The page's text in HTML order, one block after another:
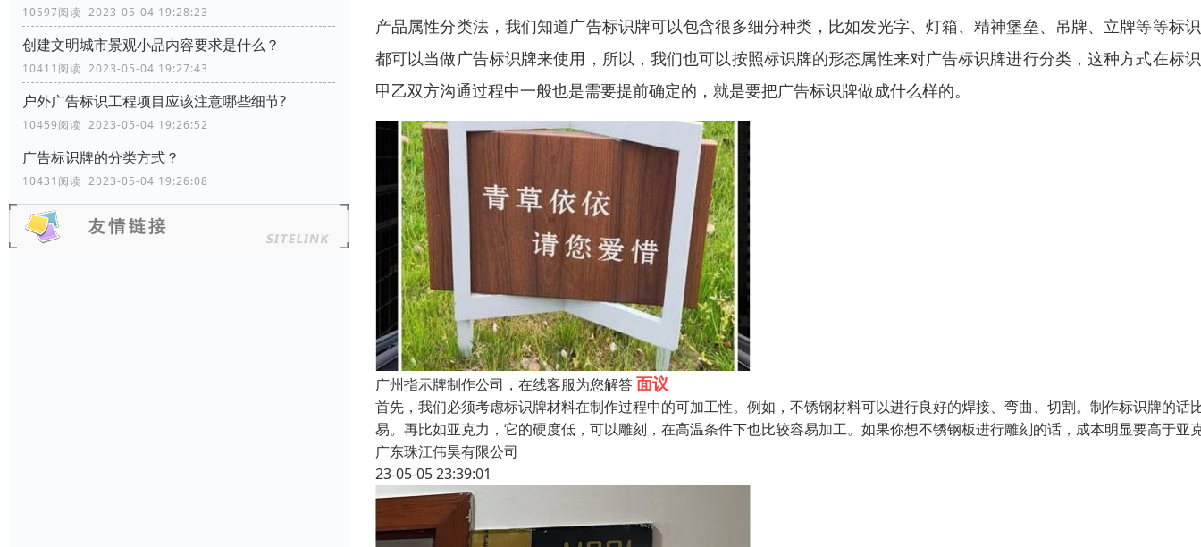
10597阅读 2023-05-04 19:28:23
创建文明城市景观小品内容要求是什么？
10411阅读 2023-05-04 19:27:43
户外广告标识工程项目应该注意哪些细节?
10459阅读 2023-05-04 19:26:52
广告标识牌的分类方式？
10431阅读 2023-05-04 19:26:08
产品属性分类法，我们知道广告标识牌可以包含很多细分种类，比如发光字、灯箱、精神堡垒、吊牌、立牌等等标
都可以当做广告标识牌来使用，所以，我们也可以按照标识牌的形态属性来对广告标识牌进行分类，这种方式在标
甲乙双方沟通过程中一般也是需要提前确定的，就是要把广告标识牌做成什么样的。
广州指示牌制作公司，在线客服为您解答面议
首先，我们必须考虑标识牌材料在制作过程中的可加工性。例如，不锈钢材料可以进行良好的焊接、弯曲、切割。制作标识牌的话
易。再比如亚克力，它的硬度低，可以雕刻，在高温条件下也比较容易加工。如果你想不锈钢板进行雕刻的话，成本明显要高于亚
广东珠江伟昊有限公司
23-05-05 23:39:01